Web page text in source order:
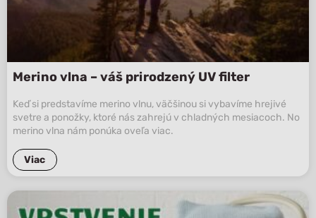
Merino vlna – váš prirodzený UV filter
Keď si predstavíme merino vlnu, väčšinou si vybavíme hrejivé
svetre a ponožky, ktoré nás zahrejú v chladných mesiacoch. No
merino vlna nám ponúka oveľa viac.
Viac